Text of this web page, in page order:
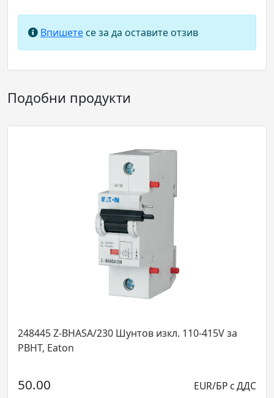
Впишете се за да оставите отзив
Подобни продукти
230 Шунтов изкл. 110-415V за
247987
40.69